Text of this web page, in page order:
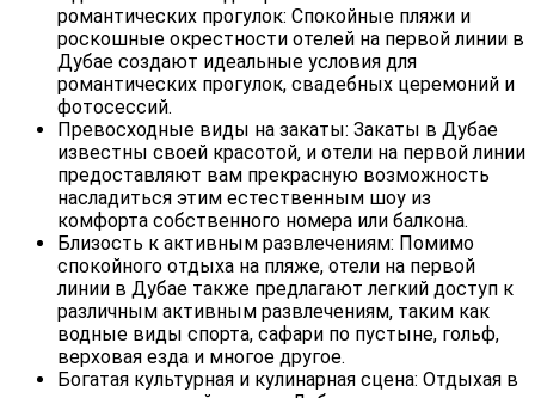
романтических прогулок: Спокойные пляжи и
роскошные окрестности отелей на первой линии в
Дубае создают идеальные условия для
романтических прогулок, свадебных церемоний и
фотосессий.
Превосходные виды на закаты: Закаты в Дубае
известны своей красотой, и отели на первой линии
предоставляют вам прекрасную возможность
насладиться этим естественным шоу из
комфорта собственного номера или балкона.
Близость к активным развлечениям: Помимо
спокойного отдыха на пляже, отели на первой
линии в Дубае также предлагают легкий доступ к
различным активным развлечениям, таким как
водные виды спорта, сафари по пустыне, гольф,
верховая езда и многое другое.
Богатая культурная и кулинарная сцена: Отдыхая в